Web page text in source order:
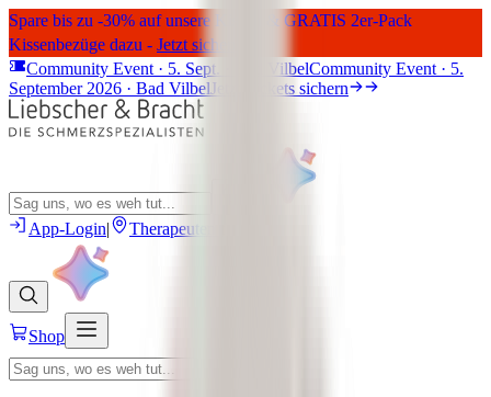
Spare bis zu -30% auf unsere Kissen & GRATIS 2er-Pack
Kissenbezüge dazu - Jetzt sichern
Community Event · 5. Sept. · Bad VilbelCommunity Event · 5.
September 2026 · Bad VilbelJetzt Tickets sichern
App-Login| Therapeuten finden
Shop